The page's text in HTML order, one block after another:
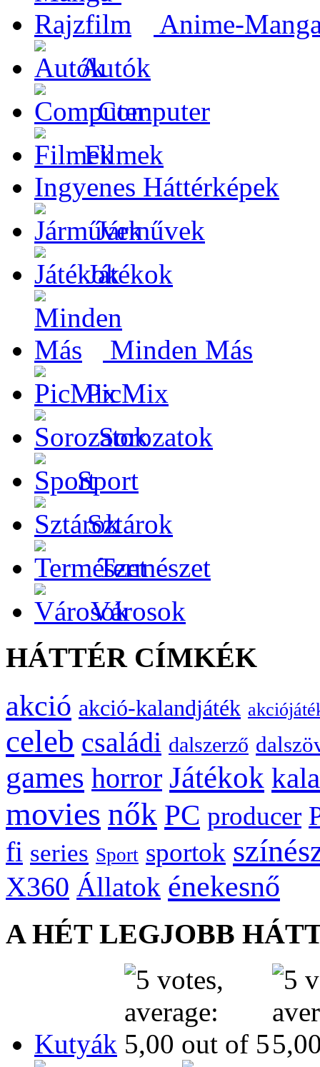
Anime-
Autók
Computer
Filmek
Ingyenes Háttérképek
Járművek
Játékok
Minden Más
PicMix
Sorozatok
Sport
Sztárok
Természet
Városok
HÁTTÉR CÍMKÉK
akció akció-kalandjáték
celeb családi dalszerző
games horror Játékok
movies nők PC producer
fi series Sport sportok
X360 Állatok énekesnő
A HÉT LEGJOBB
Kutyák